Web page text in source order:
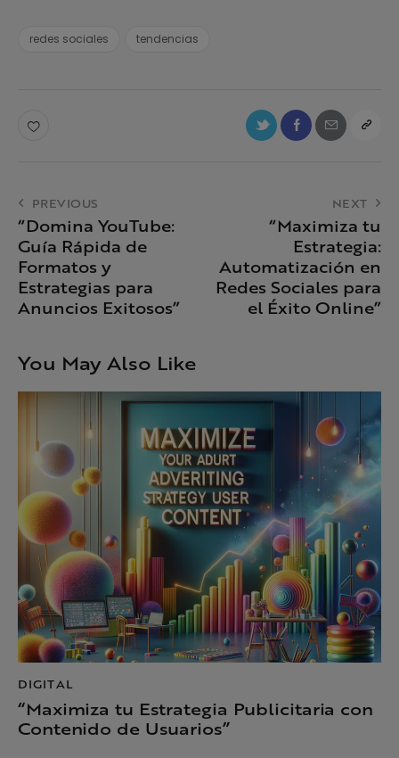
redes sociales tendencias
PREVIOUS
“Domina YouTube:
Guía Rápida de
Formatos y
Estrategias para
Anuncios Exitosos”
NEXT
“Maximiza tu
Estrategia:
Automatización en
Redes Sociales para
el Éxito Online”
You May Also Like
DIGITAL
“Maximiza tu Estrategia Publicitaria con
Contenido de Usuarios”